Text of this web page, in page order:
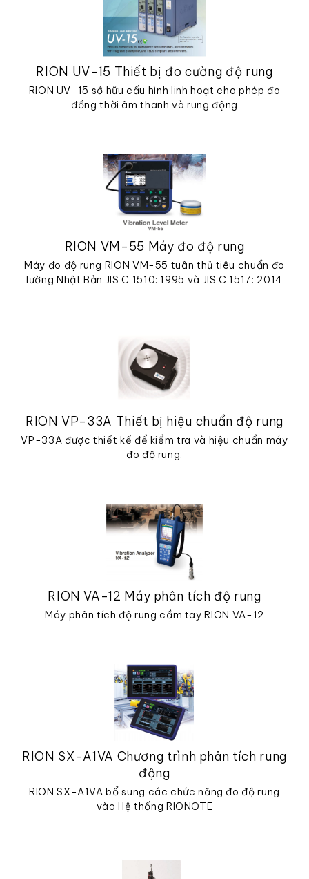
RION UV-15 Thiết bị đo cường độ rung
RION UV-15 sở hữu cấu hình linh hoạt cho phép đo
đồng thời âm thanh và rung động
RION VM-55 Máy đo độ rung
Máy đo độ rung RION VM-55 tuân thủ tiêu chuẩn đo
lường Nhật Bản JIS C 1510: 1995 và JIS C 1517: 2014
RION VP-33A Thiết bị hiệu chuẩn độ rung
VP-33A được thiết kế để kiểm tra và hiệu chuẩn máy
đo độ rung.
RION VA-12 Máy phân tích độ rung
Máy phân tích độ rung cầm tay RION VA-12
RION SX-A1VA Chương trình phân tích rung
động
RION SX-A1VA bổ sung các chức năng đo độ rung
vào Hệ thống RIONOTE